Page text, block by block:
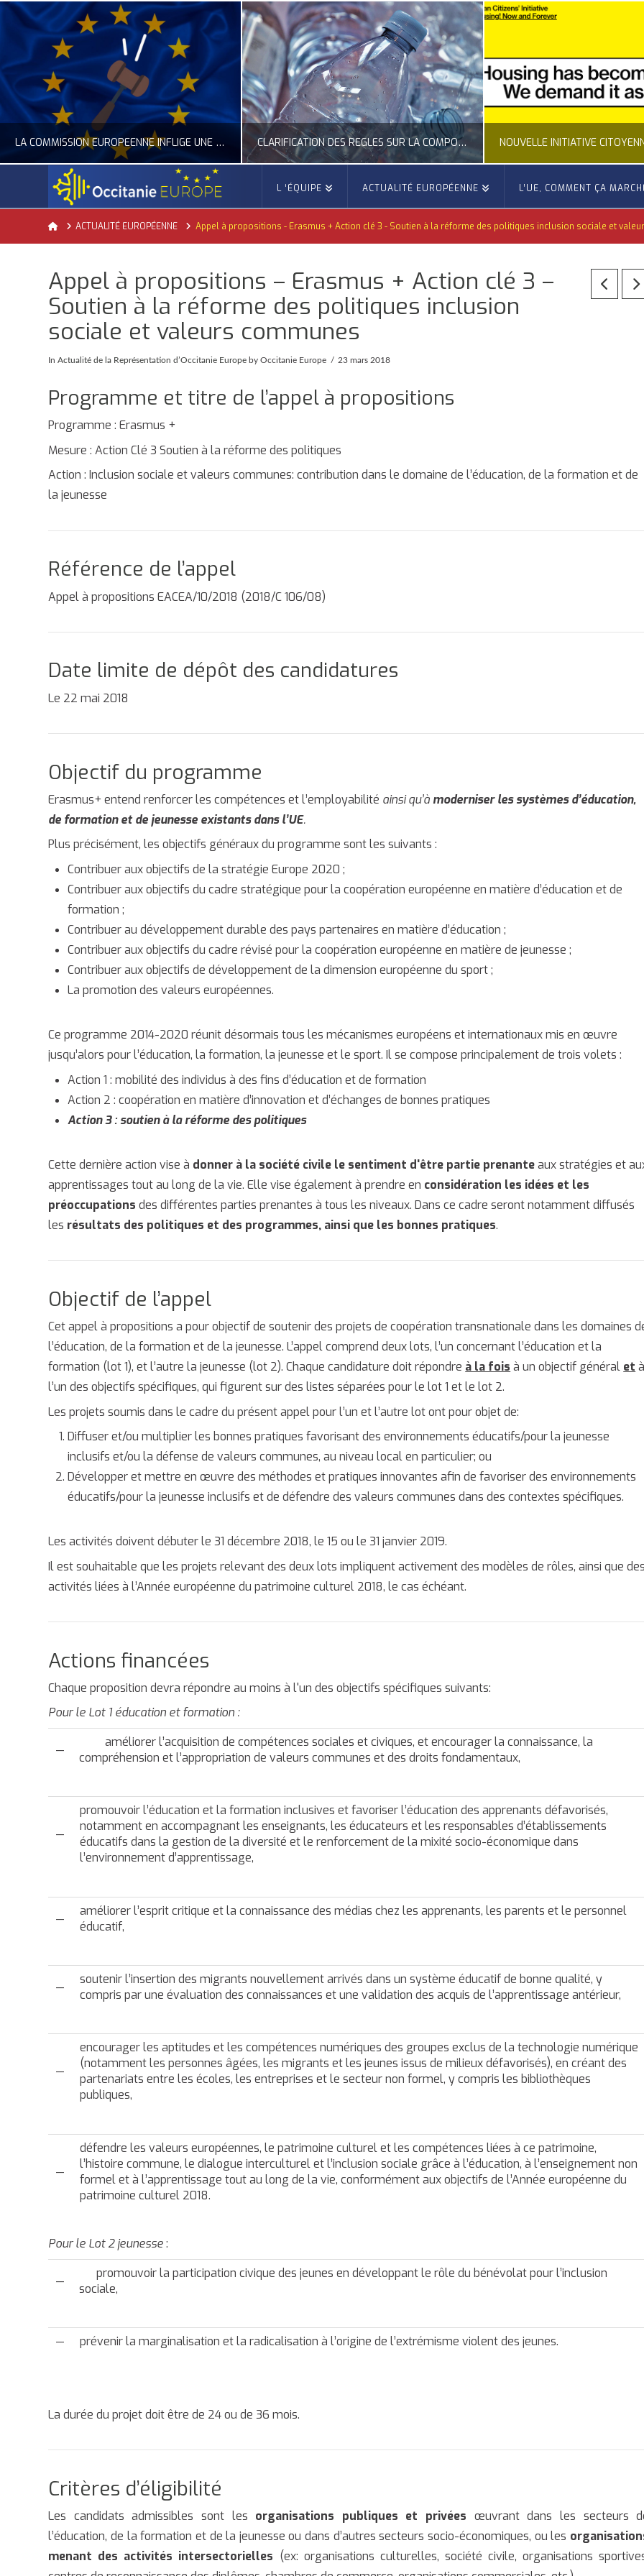
LA COMMISSION EUROPÉENNE INFLIGE UNE AMENDE RECORD À GOOGLE
ACTUALITÉ DE L'UNION EUROPÉENNE, ACTUALITÉ DE LA REPRÉSENTATION D’OCCITANIE EUROPE, NUMÉRIQUE- DIGITAL
JUILLET 24, 2026
CLARIFICATION DES RÈGLES SUR LA COMPOSITION DES BOUTEILLES PLASTIQUES
ACTUALITÉ DE L'UNION EUROPÉENNE, ACTUALITÉ DE LA REPRÉSENTATION D’OCCITANIE EUROPE, ECONOMIE CIRCULAIRE, ÉNERGIE - ENVIRONNEMENT - CLIMAT
JUILLET 24, 2026
ACTUALITÉ DE L'UNION EUROPÉENNE, ACTUALITÉ DE LA REPRÉSENTATION D’OCCITANIE
JUILLET 24,
L ‘ÉQUIPE ACTUALITÉ EUROPÉENNE L’UE, COMMENT ÇA
HomeACTUALITÉ EUROPÉENNE Appel à propositions - Erasmus + Action clé 3 - Soutien à la réforme des politiques inclusion sociale et
Appel à propositions – Erasmus + Action clé 3 –
Soutien à la réforme des politiques inclusion
sociale et valeurs communes
InActualité de la Représentation d’Occitanie Europe by Occitanie Europe 23 mars 2018
Programme et titre de l’appel à propositions
Programme : Erasmus +
Mesure : Action Clé 3 Soutien à la réforme des politiques
Action : Inclusion sociale et valeurs communes: contribution dans le domaine de l’éducation, de la formation et de
la jeunesse
Référence de l’appel
Appel à propositions EACEA/10/2018 (2018/C 106/08)
Date limite de dépôt des candidatures
Le 22 mai 2018
Objectif du programme
Erasmus+ entend renforcer les compétences et l’employabilité ainsi qu’à moderniser les systèmes d’éducation,
de formation et de jeunesse existants dans l’UE.
Plus précisément, les objectifs généraux du programme sont les suivants :
Contribuer aux objectifs de la stratégie Europe 2020 ;
Contribuer aux objectifs du cadre stratégique pour la coopération européenne en matière d’éducation et de
formation ;
Contribuer au développement durable des pays partenaires en matière d’éducation ;
Contribuer aux objectifs du cadre révisé pour la coopération européenne en matière de jeunesse ;
Contribuer aux objectifs de développement de la dimension européenne du sport ;
La promotion des valeurs européennes.
Ce programme 2014-2020 réunit désormais tous les mécanismes européens et internationaux mis en œuvre
jusqu’alors pour l’éducation, la formation, la jeunesse et le sport. Il se compose principalement de trois volets :
Action 1 : mobilité des individus à des fins d’éducation et de formation
Action 2 : coopération en matière d’innovation et d’échanges de bonnes pratiques
Action 3 : soutien à la réforme des politiques
Cette dernière action vise à donner à la société civile le sentiment d'être partie prenanteaux stratégies et
apprentissages tout au long de la vie. Elle vise également à prendre en considération les idées et les
préoccupations des différentes parties prenantes à tous les niveaux. Dans ce cadre seront notamment diffusés
les résultats des politiques et des programmes, ainsi que les bonnes pratiques.
Objectif de l’appel
Cet appel à propositions a pour objectif de soutenir des projets de coopération transnationale dans les domaines
l’éducation, de la formation et de la jeunesse. L’appel comprend deux lots, l’un concernant l’éducation et la
formation (lot 1), et l’autre la jeunesse (lot 2). Chaque candidature doit répondre à la fois à un objectif général et à
l’un des objectifs spécifiques, qui figurent sur des listes séparées pour le lot 1 et le lot 2.
Les projets soumis dans le cadre du présent appel pour l’un et l’autre lot ont pour objet de:
Diffuser et/ou multiplier les bonnes pratiques favorisant des environnements éducatifs/pour la jeunesse
inclusifs et/ou la défense de valeurs communes, au niveau local en particulier; ou
Développer et mettre en œuvre des méthodes et pratiques innovantes afin de favoriser des environnements
éducatifs/pour la jeunesse inclusifs et de défendre des valeurs communes dans des contextes spécifiques.
Les activités doivent débuter le 31 décembre 2018, le 15 ou le 31 janvier 2019.
Il est souhaitable que les projets relevant des deux lots impliquent activement des modèles de rôles, ainsi que des
activités liées à l’Année européenne du patrimoine culturel 2018, le cas échéant.
Actions financées
Chaque proposition devra répondre au moins à l'un des objectifs spécifiques suivants:
Pour le Lot 1 éducation et formation :
—
améliorer l’acquisition de compétences sociales et civiques, et encourager la connaissance, la
compréhension et l’appropriation de valeurs communes et des droits fondamentaux,
—
promouvoir l’éducation et la formation inclusives et favoriser l’éducation des apprenants défavorisés,
notamment en accompagnant les enseignants, les éducateurs et les responsables d’établissements
éducatifs dans la gestion de la diversité et le renforcement de la mixité socio-économique dans
l’environnement d’apprentissage,
—
améliorer l’esprit critique et la connaissance des médias chez les apprenants, les parents et le personnel
éducatif,
—
soutenir l’insertion des migrants nouvellement arrivés dans un système éducatif de bonne qualité, y
compris par une évaluation des connaissances et une validation des acquis de l’apprentissage antérieur,
—
encourager les aptitudes et les compétences numériques des groupes exclus de la technologie numérique
(notamment les personnes âgées, les migrants et les jeunes issus de milieux défavorisés), en créant des
partenariats entre les écoles, les entreprises et le secteur non formel, y compris les bibliothèques
publiques,
—
défendre les valeurs européennes, le patrimoine culturel et les compétences liées à ce patrimoine,
l’histoire commune, le dialogue interculturel et l’inclusion sociale grâce à l’éducation, à l’enseignement non
formel et à l’apprentissage tout au long de la vie, conformément aux objectifs de l’Année européenne du
patrimoine culturel 2018.
Pour le Lot 2 jeunesse:
—
promouvoir la participation civique des jeunes en développant le rôle du bénévolat pour l’inclusion
sociale,
— prévenir la marginalisation et la radicalisation à l’origine de l’extrémisme violent des jeunes.
La durée du projet doit être de 24 ou de 36 mois.
Critères d’éligibilité
Les candidats admissibles sont les organisations publiques et privées œuvrant dans les secteurs
l’éducation, de la formation et de la jeunesse ou dans d’autres secteurs socio-économiques, ou les
menant des activités intersectorielles (ex: organisations culturelles, société civile, organisations